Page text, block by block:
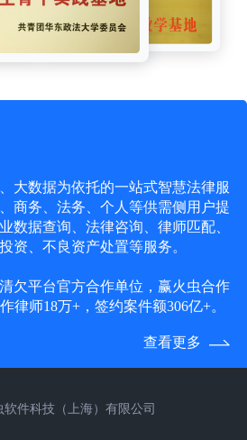
大数据为依托的一站式智慧法律服
商务、法务、个人等供需侧用户提
数据查询、法律咨询、律师匹配、
资、不良资产处置等服务。
欠平台官方合作单位，赢火虫合作
律师18万+，签约案件额306亿+。
查看更多
件科技（上海）有限公司